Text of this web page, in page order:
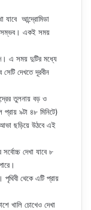
যাবে আন্দ্রোমিডা
সম্ভব। একই সময়
এ সময় দুটির মধ্যে
দেখতে দূরবীন
তুলনায় বড় ও
৯টা ৪৮ মিনিটে)
ছড়িয়ে উঠবে এই
দেখা যাবে ৮
পৃথিবী থেকে এটি প্রায়
খালি চোখেও দেখা